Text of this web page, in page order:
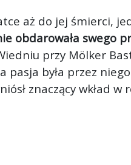
aż do jej śmierci,
obdarowała swego
przy Mölker
pasja była przez
znaczący wkład